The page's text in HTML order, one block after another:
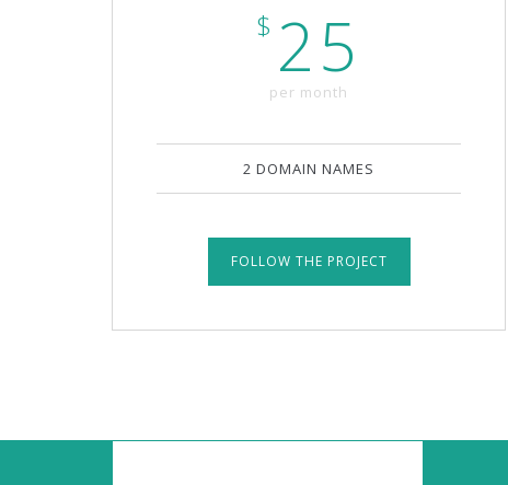
$ 25
per month
2 DOMAIN NAMES
FOLLOW THE PROJECT